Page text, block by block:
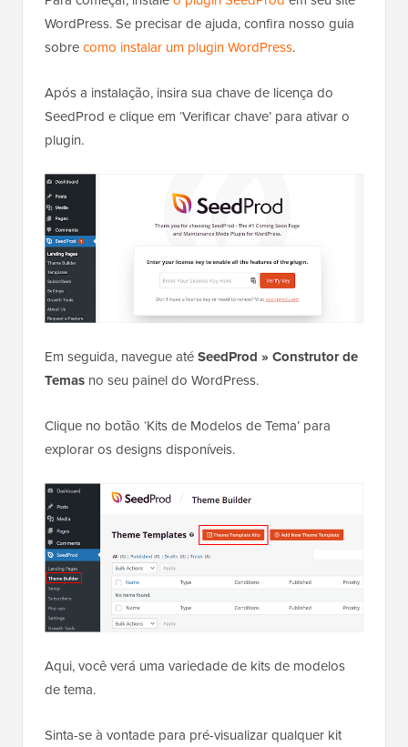
WordPress. Se precisar de ajuda, confira nosso guia
sobrecomo instalar um plugin WordPress.
Após a instalação, insira sua chave de licença do
SeedProd e clique em ‘Verificar chave’ para ativar o
plugin.
Em seguida, navegue atéSeedProd » Construtor de
Temas no seu painel do WordPress.
Clique no botão ‘Kits de Modelos de Tema’ para
explorar os designs disponíveis.
Aqui, você verá uma variedade de kits de modelos
de tema.
Sinta-se à vontade para pré-visualizar qualquer kit